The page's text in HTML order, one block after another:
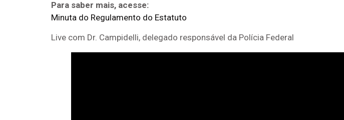
Para saber mais, acesse:
Minuta do Regulamento do Estatuto
Live com Dr. Campidelli, delegado responsável da Polícia Federal